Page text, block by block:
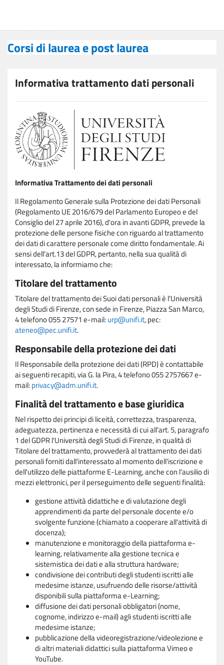
Corsi di laurea e post laurea
Informativa trattamento dati personali
Informativa Trattamento dei dati personali
Il Regolamento Generale sulla Protezione dei dati Personali
(Regolamento UE 2016/679 del Parlamento Europeo e del
Consiglio del 27 aprile 2016), d'ora in avanti GDPR, prevede la
protezione delle persone fisiche con riguardo al trattamento
dei dati di carattere personale come diritto fondamentale. Ai
sensi dell'art.13 del GDPR, pertanto, nella sua qualità di
interessato, la informiamo che:
Titolare del trattamento
Titolare del trattamento dei Suoi dati personali è l'Università
degli Studi di Firenze, con sede in Firenze, Piazza San Marco,
4 telefono 055 27571 e-mail:urp@unifi.it, pec:
ateneo@pec.unifi.it.
Responsabile della protezione dei dati
Il Responsabile della protezione dei dati (RPD) è contattabile
ai seguenti recapiti, via G. la Pira, 4 telefono 055 2757667 e-
mail:privacy@adm.unifi.it.
Finalità del trattamento e base giuridica
Nel rispetto dei principi di liceità, correttezza, trasparenza,
adeguatezza, pertinenza e necessità di cui all'art. 5, paragrafo
1 del GDPR l'Università degli Studi di Firenze, in qualità di
Titolare del trattamento, provvederà al trattamento dei dati
personali forniti dall'interessato al momento dell'iscrizione e
dell'utilizzo delle piattaforme E-Learning, anche con l'ausilio di
mezzi elettronici, per il perseguimento delle seguenti finalità:
gestione attività didattiche e di valutazione degli
apprendimenti da parte del personale docente e/o
svolgente funzione (chiamato a cooperare all'attività di
docenza);
manutenzione e monitoraggio della piattaforma e-
learning, relativamente alla gestione tecnica e
sistemistica dei dati e alla struttura hardware;
condivisione dei contributi degli studenti iscritti alle
medesime istanze, usufruendo delle risorse/attività
disponibili sulla piattaforma e-Learning;
diffusione dei dati personali obbligatori (nome,
cognome, indirizzo e-mail) agli studenti iscritti alle
medesime istanze;
pubblicazione della videoregistrazione/videolezione e
di altri materiali didattici sulla piattaforma Vimeo e
YouTube.